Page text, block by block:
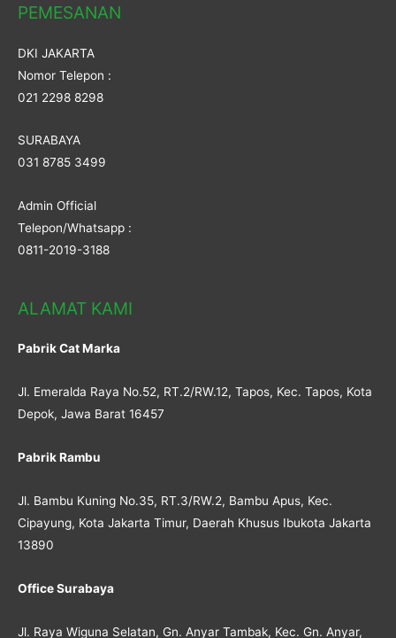
PEMESANAN
DKI JAKARTA
Nomor Telepon :
021 2298 8298
SURABAYA
031 8785 3499
Admin Official
Telepon/Whatsapp :
0811-2019-3188
ALAMAT KAMI
Pabrik Cat Marka
Jl. Emeralda Raya No.52, RT.2/RW.12, Tapos, Kec. Tapos, Kota
Depok, Jawa Barat 16457
Pabrik Rambu
Jl. Bambu Kuning No.35, RT.3/RW.2, Bambu Apus, Kec.
Cipayung, Kota Jakarta Timur, Daerah Khusus Ibukota Jakarta
13890
Office Surabaya
Jl. Raya Wiguna Selatan, Gn. Anyar Tambak, Kec. Gn. Anyar,